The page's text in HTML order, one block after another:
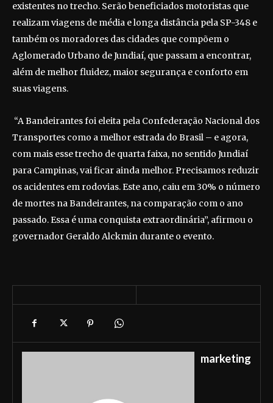
existentes no trecho. Serão beneficiados motoristas que
realizam viagens de média e longa distância pela SP-348 e
também os moradores das cidades que compõem o
Aglomerado Urbano de Jundiaí, que passam a encontrar,
além de melhor fluidez, maior segurança e conforto em
suas viagens.
“A Bandeirantes foi eleita pela Confederação Nacional dos
Transportes como a melhor estrada do Brasil – e agora,
com mais esse trecho de quarta faixa, no sentido Jundiaí
para Campinas, vai ficar ainda melhor. Precisamos reduzir
os acidentes em rodovias. Este ano, caiu em 30% o número
de mortes na Bandeirantes, na comparação com o ano
passado. Essa é uma conquista extraordinária”, afirmou o
governador Geraldo Alckmin durante o evento.
marketing